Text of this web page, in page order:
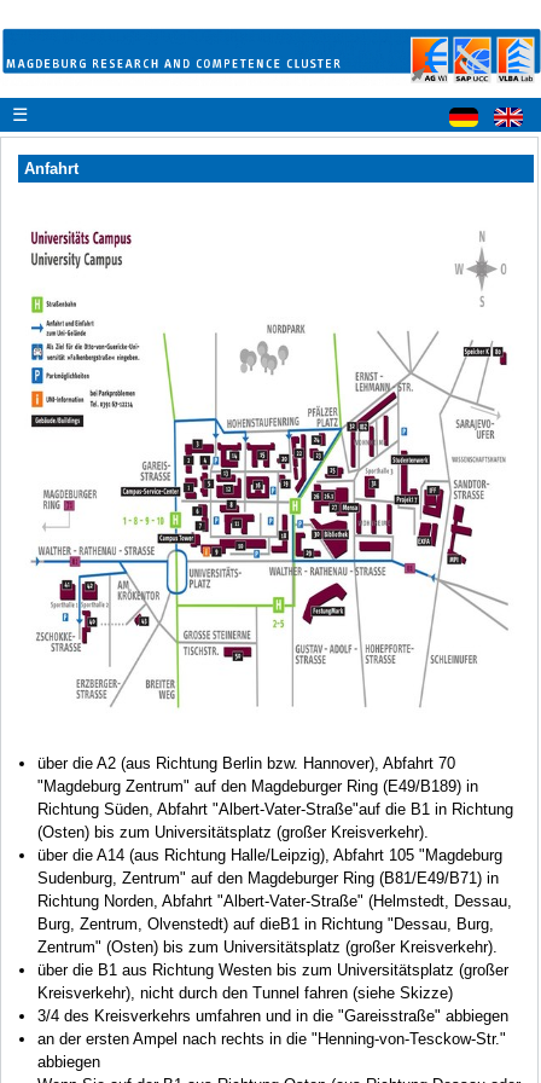
☰
Anfahrt
über die A2 (aus Richtung Berlin bzw. Hannover), Abfahrt 70
"Magdeburg Zentrum" auf den Magdeburger Ring (E49/B189) in
Richtung Süden, Abfahrt "Albert-Vater-Straße"auf die B1 in Richtung
(Osten) bis zum Universitätsplatz (großer Kreisverkehr).
über die A14 (aus Richtung Halle/Leipzig), Abfahrt 105 "Magdeburg
Sudenburg, Zentrum" auf den Magdeburger Ring (B81/E49/B71) in
Richtung Norden, Abfahrt "Albert-Vater-Straße" (Helmstedt, Dessau,
Burg, Zentrum, Olvenstedt) auf dieB1 in Richtung "Dessau, Burg,
Zentrum" (Osten) bis zum Universitätsplatz (großer Kreisverkehr).
über die B1 aus Richtung Westen bis zum Universitätsplatz (großer
Kreisverkehr), nicht durch den Tunnel fahren (siehe Skizze)
3/4 des Kreisverkehrs umfahren und in die "Gareisstraße" abbiegen
an der ersten Ampel nach rechts in die "Henning-von-Tesckow-Str."
abbiegen